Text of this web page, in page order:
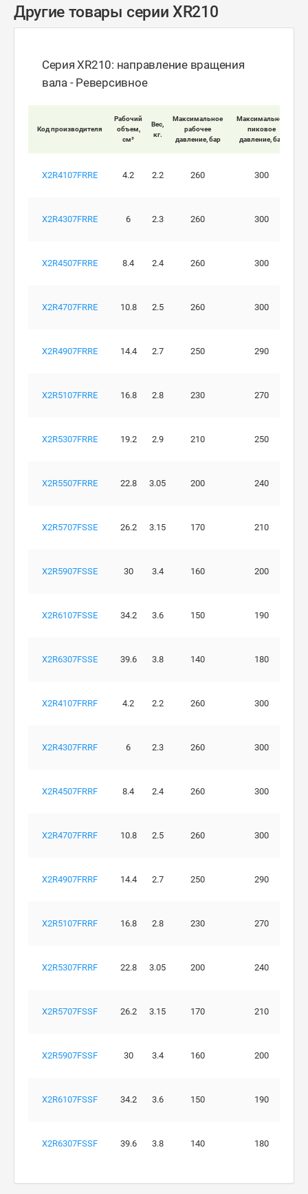
Другие товары серии XR210
Серия XR210: направление вращения
вала - Реверсивное
Код производителя
Рабочий
объем,
см³
Вес,
кг.
Максимальное
рабочее
давление, бар
Максимальное
пиковое
давление, бар
X2R4107FRRE 4.2 2.2 260 300
X2R4307FRRE 6 2.3 260 300
X2R4507FRRE 8.4 2.4 260 300
X2R4707FRRE 10.8 2.5 260 300
X2R4907FRRE 14.4 2.7 250 290
X2R5107FRRE 16.8 2.8 230 270
X2R5307FRRE 19.2 2.9 210 250
X2R5507FRRE 22.8 3.05 200 240
X2R5707FSSE 26.2 3.15 170 210
X2R5907FSSE 30 3.4 160 200
X2R6107FSSE 34.2 3.6 150 190
X2R6307FSSE 39.6 3.8 140 180
X2R4107FRRF 4.2 2.2 260 300
X2R4307FRRF 6 2.3 260 300
X2R4507FRRF 8.4 2.4 260 300
X2R4707FRRF 10.8 2.5 260 300
X2R4907FRRF 14.4 2.7 250 290
X2R5107FRRF 16.8 2.8 230 270
X2R5307FRRF 22.8 3.05 200 240
X2R5707FSSF 26.2 3.15 170 210
X2R5907FSSF 30 3.4 160 200
X2R6107FSSF 34.2 3.6 150 190
X2R6307FSSF 39.6 3.8 140 180